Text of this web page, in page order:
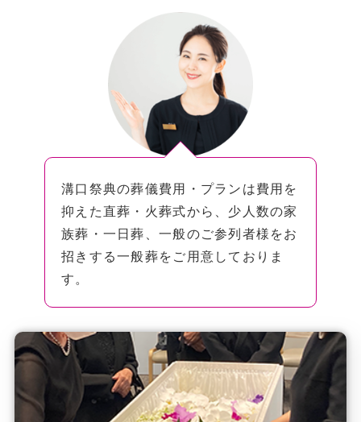
溝口祭典の葬儀費用・プランは費用を
抑えた直葬・火葬式から、少人数の家
族葬・一日葬、一般のご参列者様をお
招きする一般葬をご用意しておりま
す。